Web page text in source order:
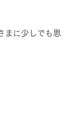
まに少しでも思